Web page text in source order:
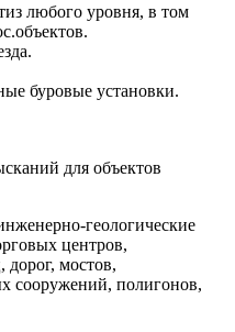
любого уровня, в том
буровые установки.
для объектов
геологические
центров,
мостов,
сооружений, полигонов,